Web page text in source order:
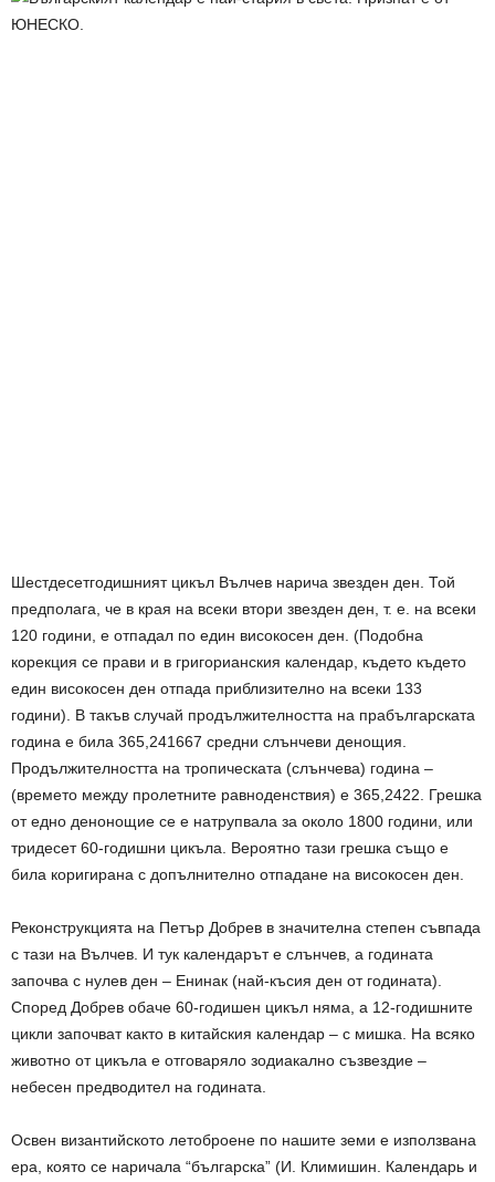
Шестдесетгодишният цикъл Вълчев нарича звезден ден. Той
предполага, че в края на всеки втори звезден ден, т. е. на всеки
120 години, е отпадал по един високосен ден. (Подобна
корекция се прави и в григорианския календар, където където
един високосен ден отпада приблизително на всеки 133
години). В такъв случай продължителността на прабългарската
година е била 365,241667 средни слънчеви денощия.
Продължителността на тропическата (слънчева) година –
(времето между пролетните равноденствия) е 365,2422. Грешка
от едно денонощие се е натрупвала за около 1800 години, или
тридесет 60-годишни цикъла. Вероятно тази грешка също е
била коригирана с допълнително отпадане на високосен ден.
Реконструкцията на Петър Добрев в значителна степен съвпада
с тази на Вълчев. И тук календарът е слънчев, а годината
започва с нулев ден – Енинак (най-късия ден от годината).
Според Добрев обаче 60-годишен цикъл няма, а 12-годишните
цикли започват както в китайския календар – с мишка. На всяко
животно от цикъла е отговаряло зодиакално съзвездие –
небесен предводител на годината.
Освен византийското летоброене по нашите земи е използвана
ера, която се наричала “българска” (И. Климишин. Календарь и